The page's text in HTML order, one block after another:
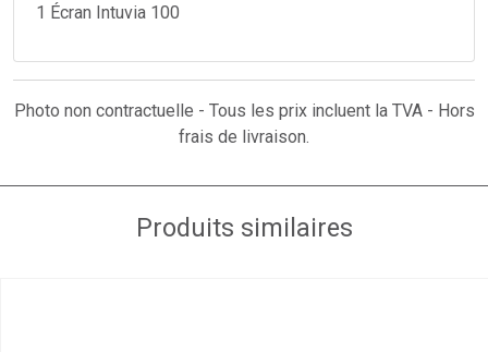
1 Écran Intuvia 100
Photo non contractuelle - Tous les prix incluent la TVA - Hors
frais de livraison.
Produits similaires